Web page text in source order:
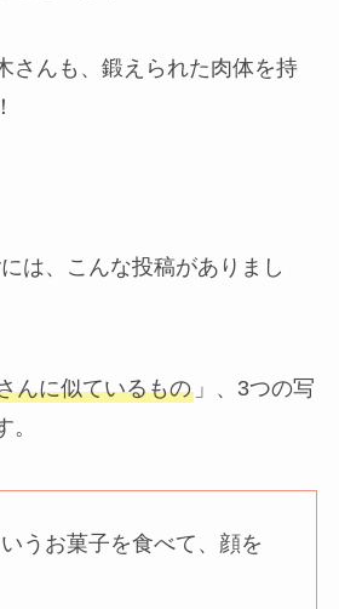
さんも、鍛えられた肉体を持
は、こんな投稿がありまし
んに似ているもの」、3つの写
うお菓子を食べて、顔を